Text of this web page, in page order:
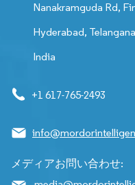
Nanakramguda Rd,
Hyderabad,
India
+1 617-765-2493
メディアお問い合わせ: